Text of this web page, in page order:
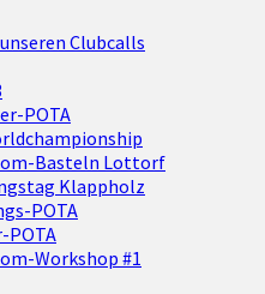
Clubcalls
POTA
Basteln Lottorf
Klappholz
POTA
POTA
Workshop #1